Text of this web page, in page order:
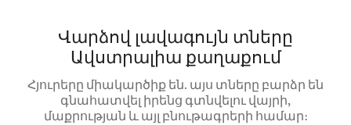
Վարձով լավագույն տները
Ավստրալիա քաղաքում
Հյուրերը միակարծիք են. այս տները բարձր են
գնահատվել իրենց գտնվելու վայրի,
մաքրության և այլ բնութագրերի համար։